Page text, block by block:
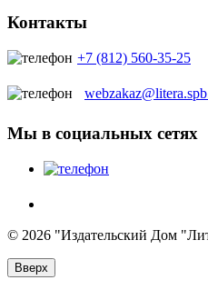
Контакты
+7 (812) 560-35-25
Мы в социальных сетях
© 2026 "Издательский Дом
Вверх